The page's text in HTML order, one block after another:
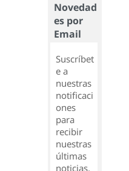
Novedad
es por
Email
Suscríbet
e a
nuestras
notificaci
ones
para
recibir
nuestras
últimas
noticias,